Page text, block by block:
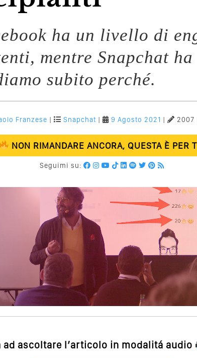
ha un livello di
mentre Snapchat
subito perché.
Franzese | Snapchat | 9 Agosto 2021 | 2007
NON RIMANDARE ANCORA, QUESTA È PER
Seguimi su:
ad ascoltare l’articolo in modalitá audio